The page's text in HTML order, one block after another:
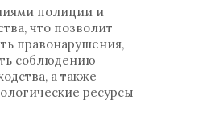
полиции и
что позволит
правонарушения,
соблюдению
а также
ресурсы